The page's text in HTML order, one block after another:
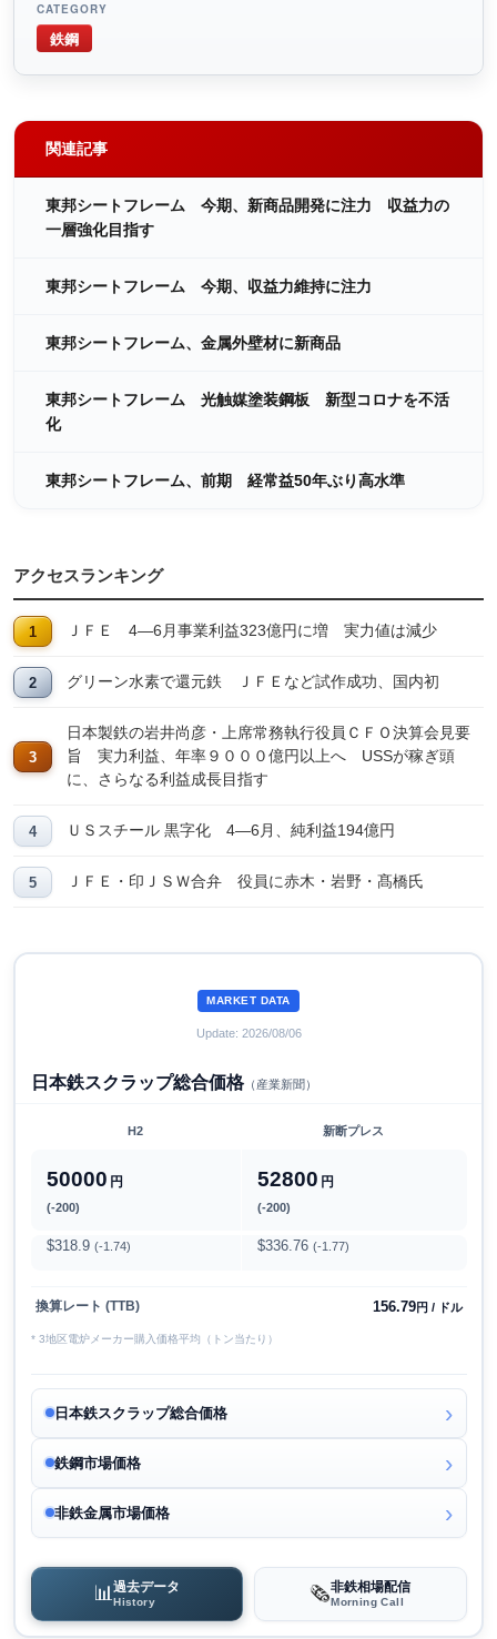
CATEGORY
鉄鋼
関連記事
東邦シートフレーム 今期、新商品開発に注力 収益力の
一層強化目指す
東邦シートフレーム 今期、収益力維持に注力
東邦シートフレーム、金属外壁材に新商品
東邦シートフレーム 光触媒塗装鋼板 新型コロナを不活
化
東邦シートフレーム、前期 経常益50年ぶり高水準
アクセスランキング
ＪＦＥ 4―6月事業利益323億円に増 実力値は減少
グリーン水素で還元鉄 ＪＦＥなど試作成功、国内初
日本製鉄の岩井尚彦・上席常務執行役員ＣＦＯ決算会見要
旨 実力利益、年率９０００億円以上へ USSが稼ぎ頭
に、さらなる利益成長目指す
ＵＳスチール 黒字化 4―6月、純利益194億円
ＪＦＥ・印ＪＳＷ合弁 役員に赤木・岩野・髙橋氏
MARKET DATA
Update: 2026/08/06
日本鉄スクラップ総合価格（産業新聞）
H2 新断プレス
50000 円
(-200)
52800 円
(-200)
$318.9 (-1.74) $336.76 (-1.77)
換算レート (TTB) 156.79円 / ドル
* 3地区電炉メーカー購入価格平均（トン当たり）
日本鉄スクラップ総合価格
鉄鋼市場価格
非鉄金属市場価格
📊過去データ
History 🗞️非鉄相場配信
Morning Call